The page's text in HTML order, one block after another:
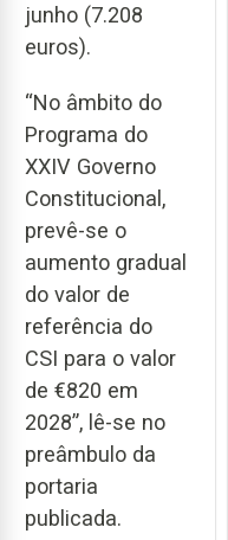
junho (7.208
euros).
“No âmbito do
Programa do
XXIV Governo
Constitucional,
prevê-se o
aumento gradual
do valor de
referência do
CSI para o valor
de €820 em
2028”, lê-se no
preâmbulo da
portaria
publicada.